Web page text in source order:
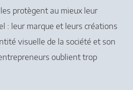
protègent au mieux leur
: leur marque et leurs créations
visuelle de la société et son
oublient trop